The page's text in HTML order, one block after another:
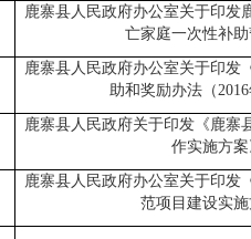
鹿寨县人民政府办公室关于印发
亡家庭一次性补
鹿寨县人民政府办公室关于印发
助和奖励办法（2016
鹿寨县人民政府关于印发《鹿寨
作实施方案
鹿寨县人民政府办公室关于印发
范项目建设实施